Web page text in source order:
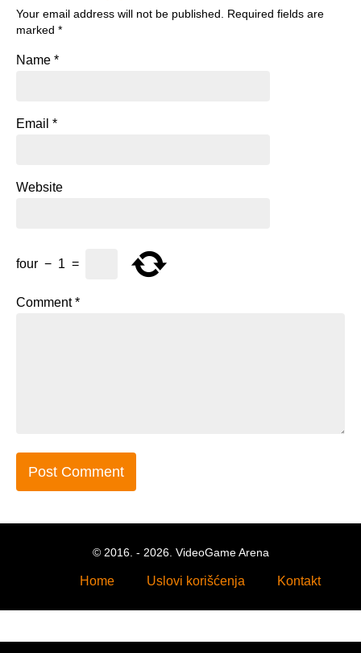
Your email address will not be published. Required fields are
marked *
Name *
Email *
Website
four − 1 =
Comment*
© 2016. - 2026. VideoGame Arena
Home Uslovi korišćenja Kontakt